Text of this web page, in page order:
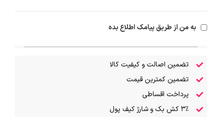
به من از طریق پیامک اطلاع بده
تضمین اصالت و کیفیت کالا
تضمین کمترین قیمت
پرداخت اقساطی
۳٪ کش بک و شارژ کیف پول